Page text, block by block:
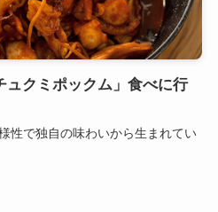
ュクミポックム」食べに行
性で独自の味わいから生まれてい